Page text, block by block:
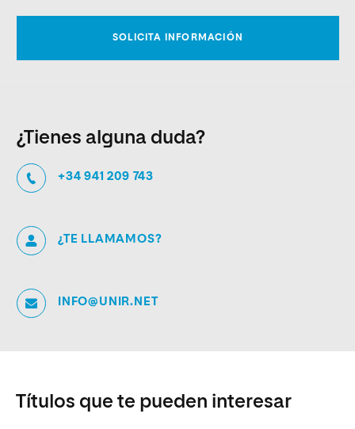
¿Tienes alguna duda?
+34 941 209 743
¿TE LLAMAMOS?
INFO@UNIR.NET
Títulos que te pueden interesar